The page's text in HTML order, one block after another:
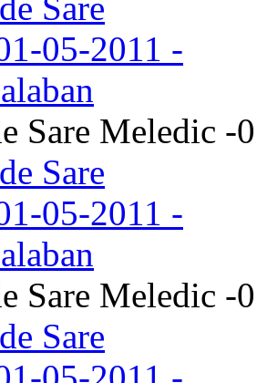
Sare Meledic -
Sare Meledic -